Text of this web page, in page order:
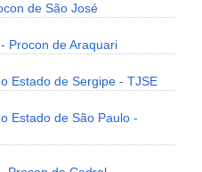
de São José
Procon de Araquari
Estado de Sergipe - TJSE
Estado de São Paulo -